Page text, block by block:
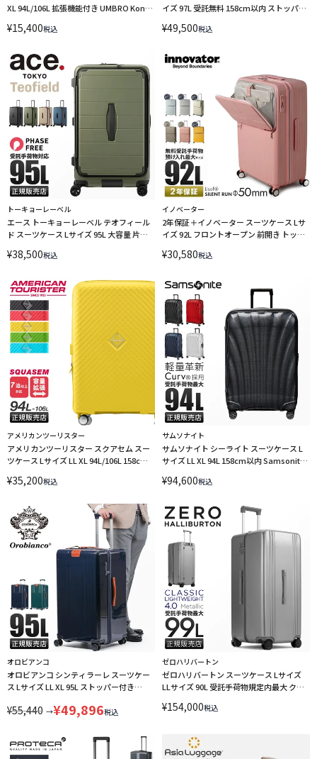
XL 94L/106L 拡張機能付き UMBRO Konsa
¥15,400税込
イズ 97L 受託無料 158cm以内 ストッパー
ス
¥49,500税込
トーキョーレーベル
エース トーキョーレーベル テオフィール
ド スーツケース Lサイズ 95L 大容量 片開
¥38,500税込
イノベーター
2年保証＋イノベーター スーツケース Lサ
イズ 92L フロントオープン 前開き トップ
¥30,580税込
アメリカンツーリスター
アメリカンツーリスター スクアセム スー
ツケース Lサイズ LL XL 94L/106L 158cm
SQUASEM QJ2-**003 LINECPN
¥35,200税込
サムソナイト
サムソナイト シーライト スーツケース L
サイズ LL XL 94L 158cm以内 Samsonite
CS2*35004 LINECPN
¥94,600税込
オロビアンコ
オロビアンコ シンティラーレ スーツケー
ス Lサイズ LL XL 95L ストッパー付き
¥55,440 →¥49,896税込
ゼロハリバートン
ゼロハリバートン スーツケース Lサイズ
LLサイズ 90L 受託手荷物規定内最大 クラ
ZERO HALLIBURTON 81377 キャリーケ
¥154,000税込